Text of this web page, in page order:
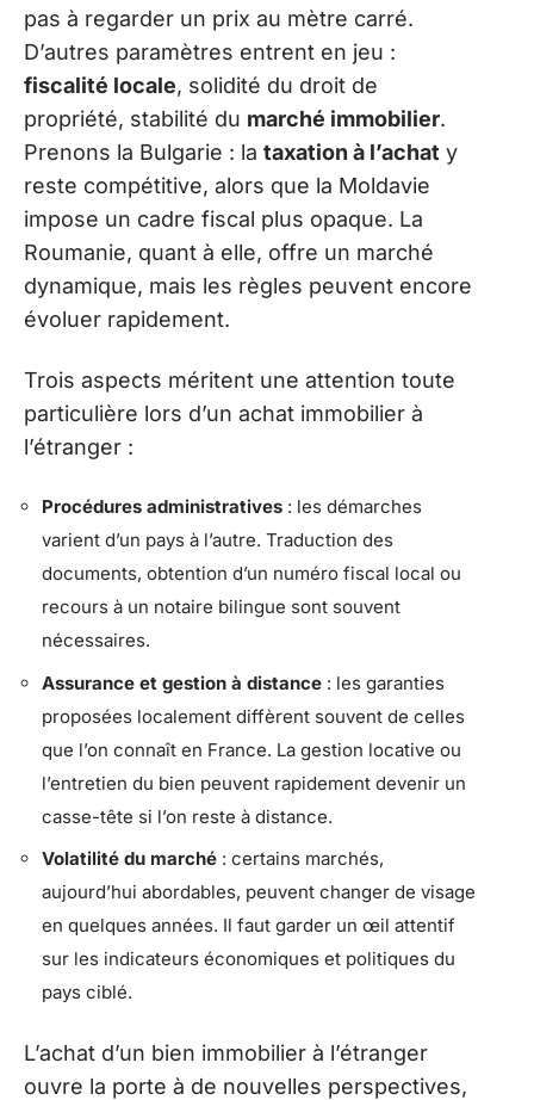
pas à regarder un prix au mètre carré.
D’autres paramètres entrent en jeu :
fiscalité locale, solidité du droit de
propriété, stabilité du marché immobilier.
Prenons la Bulgarie : la taxation à l’achat y
reste compétitive, alors que la Moldavie
impose un cadre fiscal plus opaque. La
Roumanie, quant à elle, offre un marché
dynamique, mais les règles peuvent encore
évoluer rapidement.
Trois aspects méritent une attention toute
particulière lors d’un achat immobilier à
l’étranger :
Procédures administratives : les démarches
varient d’un pays à l’autre. Traduction des
documents, obtention d’un numéro fiscal local ou
recours à un notaire bilingue sont souvent
nécessaires.
Assurance et gestion à distance : les garanties
proposées localement diffèrent souvent de celles
que l’on connaît en France. La gestion locative ou
l’entretien du bien peuvent rapidement devenir un
casse-tête si l’on reste à distance.
Volatilité du marché : certains marchés,
aujourd’hui abordables, peuvent changer de visage
en quelques années. Il faut garder un œil attentif
sur les indicateurs économiques et politiques du
pays ciblé.
L’achat d’un bien immobilier à l’étranger
ouvre la porte à de nouvelles perspectives,